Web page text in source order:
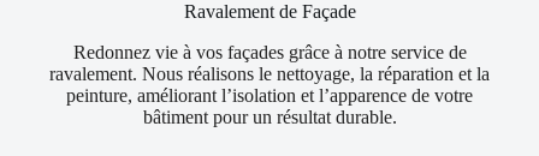
Ravalement de Façade
Redonnez vie à vos façades grâce à notre service de
ravalement. Nous réalisons le nettoyage, la réparation et la
peinture, améliorant l’isolation et l’apparence de votre
bâtiment pour un résultat durable.